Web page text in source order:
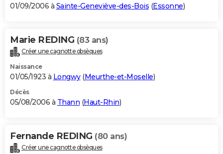
01/09/2006 à Sainte-Geneviève-des-Bois (Essonne)
Marie REDING (83 ans)
Créer une cagnotte obsèques
Naissance
01/05/1923 à Longwy(Meurthe-et-Moselle)
Décès
05/08/2006 à Thann (Haut-Rhin)
Fernande REDING (80 ans)
Créer une cagnotte obsèques